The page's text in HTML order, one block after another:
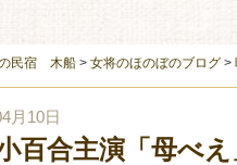
民宿 木船 > 女将のほのぼのブログ >
月10日
百合主演「母べ